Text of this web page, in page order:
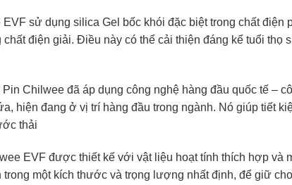
sử dụng silica Gel bốc khói đặc biệt trong chất điện
điện giải. Điều này có thể cải thiện đáng kể tuổi thọ
Chilwee đã áp dụng công nghệ hàng đầu quốc tế –
hiện đang ở vị trí hàng đầu trong ngành. Nó giúp tiết
thải
EVF được thiết kế với vật liệu hoạt tính thích hợp và
một kích thước và trọng lượng nhất định, để giữ